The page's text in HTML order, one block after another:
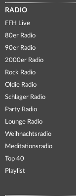
RADIO
FFH Live
80er Radio
90er Radio
2000er Radio
Rock Radio
Oldie Radio
Schlager Radio
Party Radio
Lounge Radio
Weihnachtsradio
Meditationsradio
Top 40
Playlist